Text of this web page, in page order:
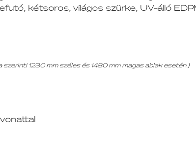
kétsoros, világos szürke, UV-álló
szerinti 1230 mm széles és 1480 mm magas ablak esetén.)